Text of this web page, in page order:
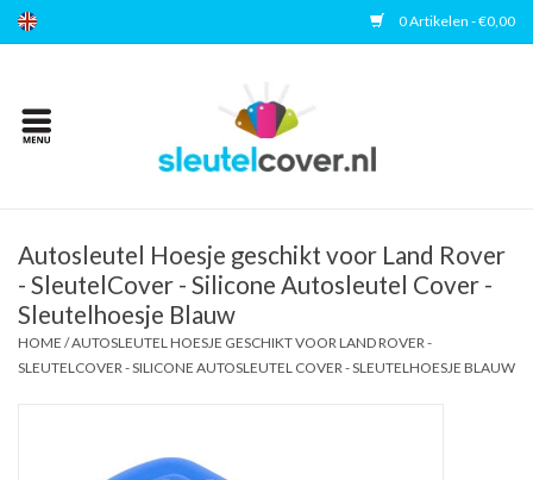
0 Artikelen - €0,00
Home
Accessoires
Veelgestelde vragen
Autosleutel Hoesje geschikt voor Land Rover
- SleutelCover - Silicone Autosleutel Cover -
Sleutelhoesje Blauw
HOME /AUTOSLEUTEL HOESJE GESCHIKT VOOR LAND ROVER -
SLEUTELCOVER - SILICONE AUTOSLEUTEL COVER - SLEUTELHOESJE BLAUW